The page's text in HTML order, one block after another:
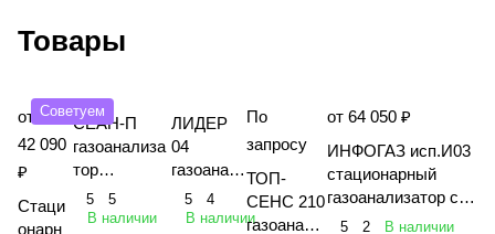
Товары
Советуем
от
42 090
₽
Стаци
онарн
СЕАН-П
газоанализа
тор
взрывозащи
щенный
5
5
В наличии
ЛИДЕР
04
газоанал
изатор
портатив
5
4
В наличии
По
запросу
ТОП-
СЕНС 210
газоанали
от 64 050 ₽
ИНФОГАЗ исп.И03
стационарный
газоанализатор с
датчиком
5 2 В наличии